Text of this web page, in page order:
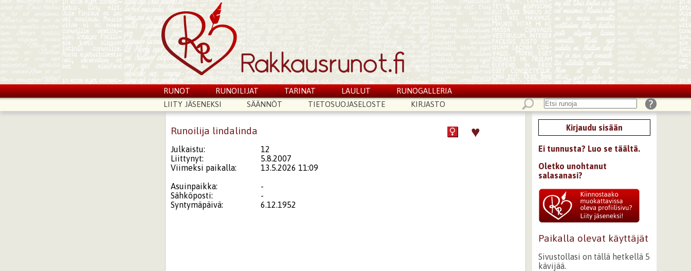
RUNOT RUNOILIJAT TARINAT LAULUT
RUNOGALLERIA
LIITY JÄSENEKSI
SÄÄNNÖT TIETOSUOJASELOSTE KIRJASTO
Runoilija lindalinda ♥
Julkaistu:
12
Liittynyt:
5.8.2007
Viimeksi paikalla:
13.5.2026 11:09
Asuinpaikka:
-
Sähköposti:
-
Syntymäpäivä:
6.12.1952
Kirjaudu sisään
Ei tunnusta? Luo se täältä.
Oletko unohtanut
salasanasi?
Paikalla olevat käyttäjät
Sivustollasi on tällä hetkellä 5
kävijää.